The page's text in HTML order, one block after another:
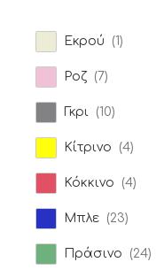
Εκρού (1)
Ροζ (7)
Γκρι (10)
Κίτρινο (4)
Κόκκινο (4)
Μπλε (23)
Πράσινο (24)